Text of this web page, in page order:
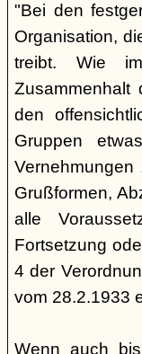
"Bei den
Organisation,
treibt. Wie
Zusammenhalt
den
Gruppen
Grußformen,
alle
Fortsetzung
4 der
vom 28.2.1933
Wenn auch